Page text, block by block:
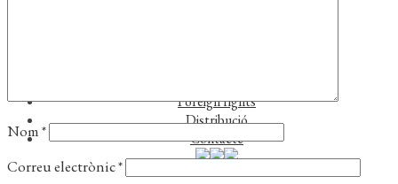
Foreign rights
Distribució
Contacte
Nom*
Correu electrònic*